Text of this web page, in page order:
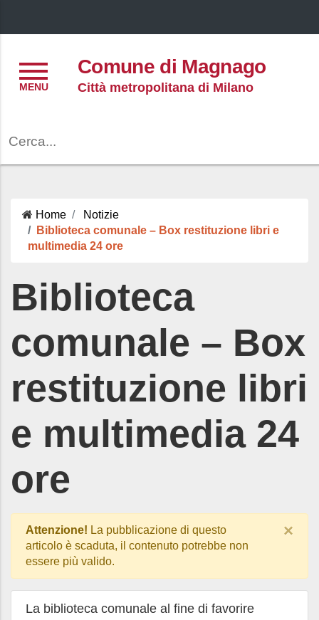
Comune di Magnago
Città metropolitana di Milano
Home
Notizie
Biblioteca comunale – Box restituzione libri e
multimedia 24 ore
Biblioteca
comunale – Box
restituzione libri
e multimedia 24
ore
Attenzione! La pubblicazione di questo
articolo è scaduta, il contenuto potrebbe non
essere più valido.
×
La biblioteca comunale al fine di favorire